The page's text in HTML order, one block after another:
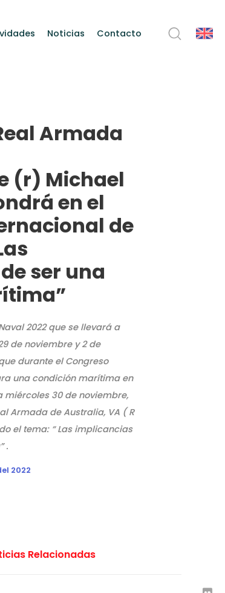
Noticias Contacto
Armada
(r) Michael
en el
de
ser una
2022 que se llevará a
de noviembre y 2 de
durante el Congreso
una condición marítima en
miércoles 30 de noviembre,
Armada de Australia, VA ( R
el tema: “ Las implicancias
.
2022
Relacionadas